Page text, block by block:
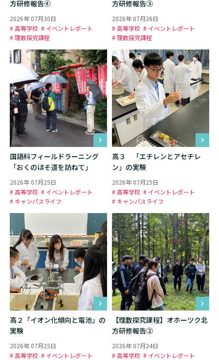
方研修報告④
2026年 07月30日
# 高等学校 # イベントレポート
# 理数探究課程
方研修報告③
2026年 07月26日
# 高等学校 # イベントレポート
# 理数探究課程
国語科フィールドラーニング
「おくのほそ道を訪ねて」
2026年 07月25日
# 高等学校 # イベントレポート
# キャンパスライフ
高３ 「エチレンとアセチレ
ン」の実験
2026年 07月25日
# 高等学校 # イベントレポート
# キャンパスライフ
高２「イオン化傾向と電池」の
実験
2026年 07月25日
# 高等学校 # イベントレポート
【理数探究課程】オホーツク北
方研修報告②
2026年 07月24日
# 高等学校 # イベントレポート